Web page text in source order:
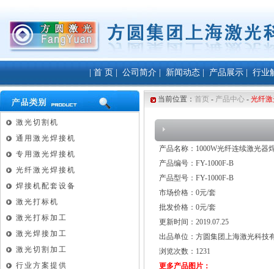
首 页 公司简介 新闻动态 产品展示 行业
激光切割机
通用激光焊接机
专用激光焊接机
光纤激光焊接机
焊接机配套设备
激光打标机
激光打标加工
激光焊接加工
激光切割加工
行业方案提供
当前位置： 首页 - 产品中心 - 光纤
产品名称：1000W光纤连续激光器
产品编号：FY-1000F-B
产品型号：FY-1000F-B
市场价格：0元/套
批发价格：0元/套
更新时间：2019.07.25
出品单位：方圆集团上海激光科技
浏览次数： 1231
更多产品图片：